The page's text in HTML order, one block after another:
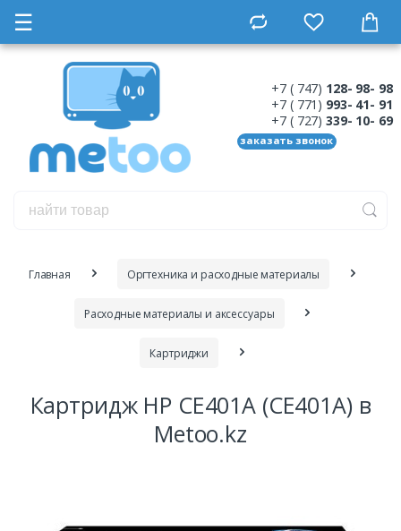
☰
+7 ( 747) 128- 98- 98
+7 ( 771) 993- 41- 91
+7 ( 727) 339- 10- 69
заказать звонок
Главная Оргтехника и расходные материалы
Расходные материалы и аксессуары
Картриджи
Картридж HP CE401A (CE401A) в
Metoo.kz